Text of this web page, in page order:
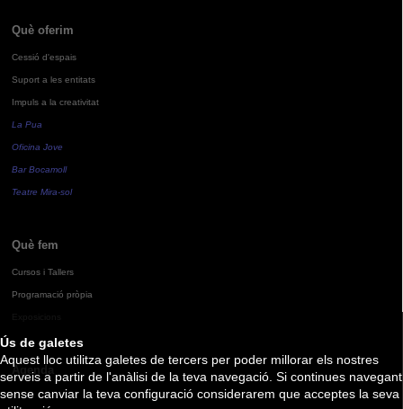
Ús de galetes
Aquest lloc utilitza galetes de tercers per poder millorar els nostres
serveis a partir de l'anàlisi de la teva navegació. Si continues navegant
sense canviar la teva configuració considerarem que acceptes la seva
Què oferim
Cessió d'espais
Suport a les entitats
Impuls a la creativitat
La Pua
Oficina Jove
Bar Bocamoll
Teatre Mira-sol
Què fem
Cursos i Tallers
Programació pròpia
Agenda